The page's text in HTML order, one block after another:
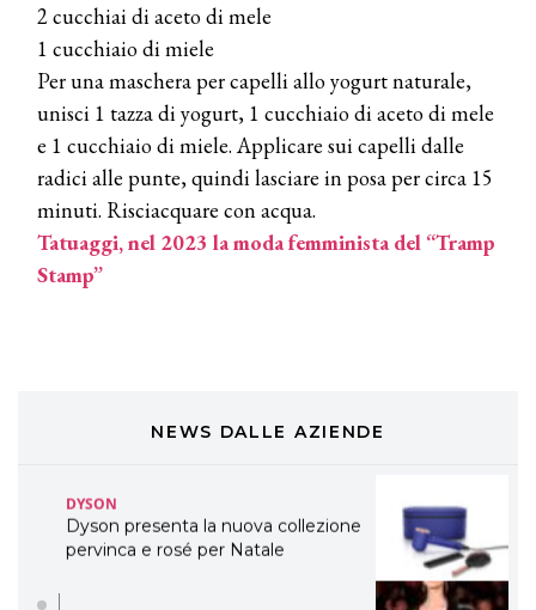
2 cucchiai di aceto di mele
1 cucchiaio di miele
Per una maschera per capelli allo yogurt naturale,
unisci 1 tazza di yogurt, 1 cucchiaio di aceto di mele
e 1 cucchiaio di miele. Applicare sui capelli dalle
radici alle punte, quindi lasciare in posa per circa 15
minuti. Risciacquare con acqua.
Tatuaggi, nel 2023 la moda femminista del “Tramp
Stamp”
NEWS DALLE AZIENDE
TONI&GUY
A Natale regala una doppia
TONI&GUY “Feel Good Experience”!
TONI&GUY
LABEL.M lancia la sua innovativa ed
eco-sostenibile linea di prodotti
professionali
DAVINES
Davines presenta cofanetti beauty
WELLNESS CONGRESS 2022: I
DYSON
Dyson presenta la nuova collezione
pervinca e rosé per Natale